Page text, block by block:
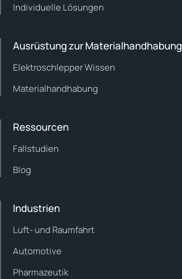
Individuelle Lösungen
Ausrüstung zur Materialhandhabung
Elektroschlepper Wissen
Materialhandhabung
Ressourcen
Fallstudien
Blog
Industrien
Luft- und Raumfahrt
Automotive
Pharmazeutik